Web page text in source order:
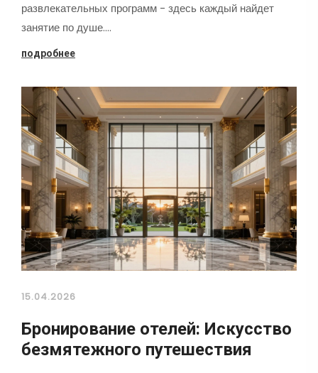
развлекательных программ - здесь каждый найдет
занятие по душе.…
подробнее
15.04.2026
Бронирование отелей: Искусство
безмятежного путешествия